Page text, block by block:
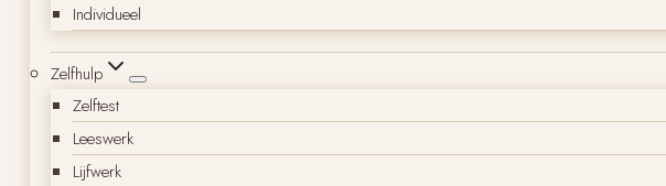
Individueel
Zelfhulp
Zelftest
Leeswerk
Lijfwerk